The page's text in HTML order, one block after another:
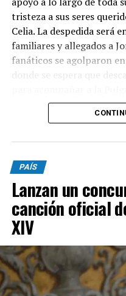
tristeza a sus seres
Celia. La despedida será
familiares y allegados a
fanáticos se agolparon
donde se espera que
Luego de la ceremonia,
Esta noche se perfilaba
Monterrey, por la fase de
pero fue desafectado.
Desde las primeras horas
Selección y su familia
de cariño de todo el
Barcelona, Real Madrid,
Newell’s. La pérdida de
trayectoria, aunque
a todo el ambiente de la
PAÍS
Lanzan un
canción oficial
XIV